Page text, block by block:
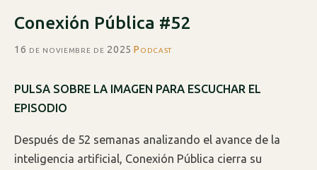
Conexión Pública #52
16 de noviembre de 2025·Podcast
PULSA SOBRE LA IMAGEN PARA ESCUCHAR EL
EPISODIO
Después de 52 semanas analizando el avance de la
inteligencia artificial, Conexión Pública cierra su